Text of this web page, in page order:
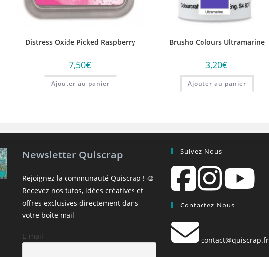
Distress Oxide Picked Raspberry
7,50€
Ajouter au panier
Brusho Colours Ultramarine
3,20€
Ajouter au panier
Newsletter Quiscrap
Rejoignez la communauté Quiscrap ! 🎨
Recevez nos tutos, idées créatives et
offres exclusives directement dans
votre boîte mail
E-mail
Suivez-Nous
Contactez-Nous
contact@quiscrap.fr